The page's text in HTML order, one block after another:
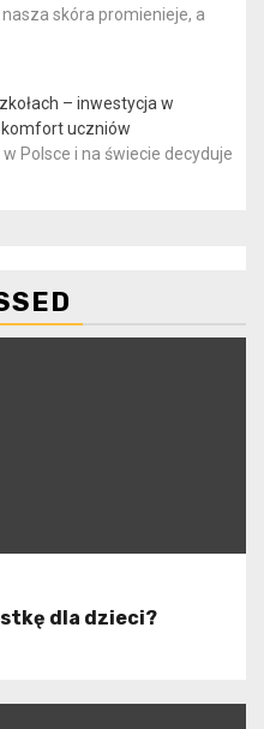
nasza skóra promienieje, a
– inwestycja w
komfort uczniów
Polsce i na świecie decyduje
dla dzieci?